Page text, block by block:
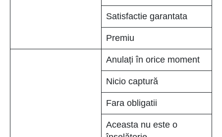
Satisfactie garantata
Premiu
Anulați în orice moment
Nicio captură
Fara obligatii
Aceasta nu este o